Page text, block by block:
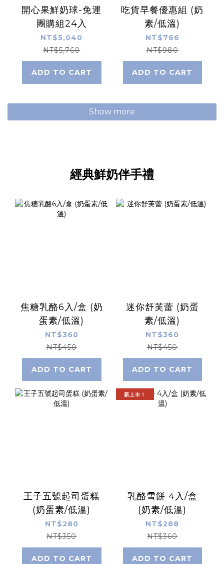
開心果鮮奶球-免運
團購組24入
NT$5,040
NT$5,760
ADD TO CART
吃貨早餐優惠組 (奶
素/低溫)
NT$766
NT$980
ADD TO CART
Show more
經典鮮奶伴手禮
焦糖乳酪6入/盒 (奶
蛋素/低溫)
NT$360
NT$450
ADD TO CART
迷你舒芙蕾 (奶蛋
素/低溫)
NT$360
NT$450
ADD TO CART
王子五號起司蛋糕
(奶蛋素/低溫)
NT$280
NT$350
ADD TO CART
新上市！
乳酪雪餅 4入/盒
(奶素/低溫)
NT$288
NT$360
ADD TO CART